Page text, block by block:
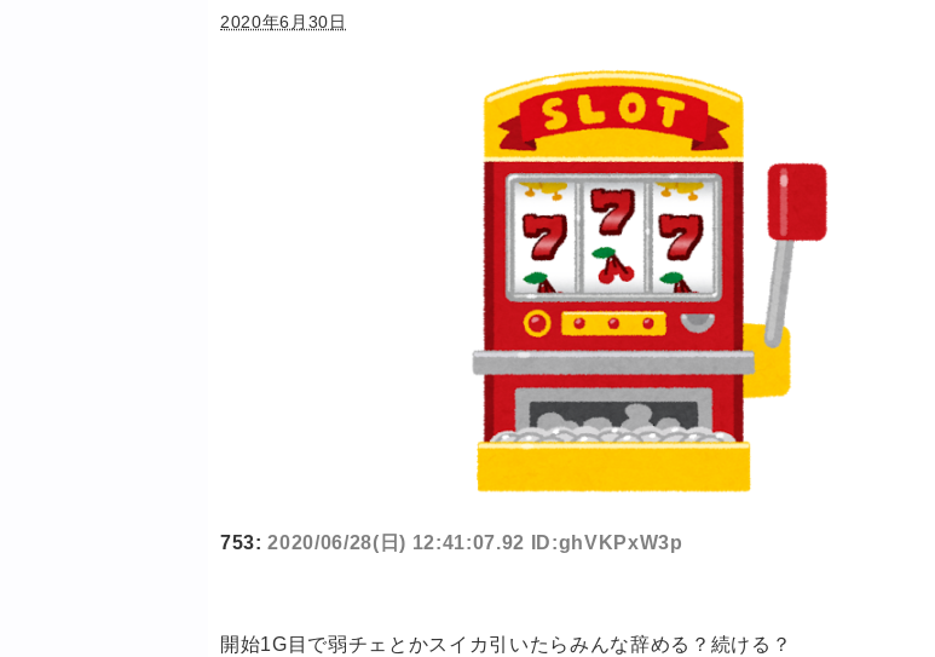
2020年6月30日
753:2020/06/28(日) 12:41:07.92 ID:ghVKPxW3p
開始1G目で弱チェとかスイカ引いたらみんな辞める？続ける？